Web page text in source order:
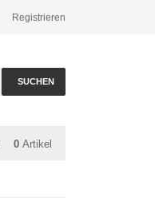
Registrieren
SUCHEN
0 Artikel